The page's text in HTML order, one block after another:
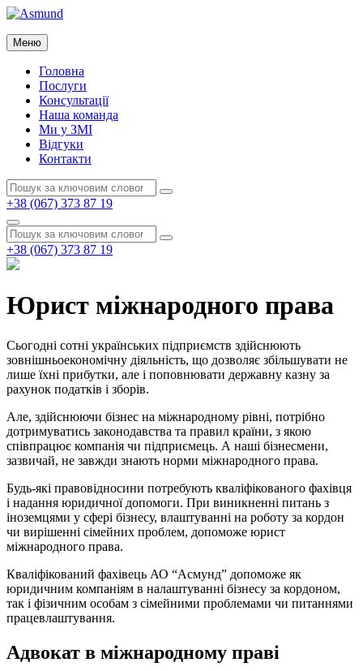
Перейти
вмісту
Asmund
Asmund
Меню
Головна
Послуги
Консультації
Наша команда
Ми у ЗМІ
Відгуки
Контакти
Пошук:
Пошук
+38 (067) 373 87 19
Пошук
Пошук:
Пошук
+38 (067) 373 87 19
Юрист міжнародного права
Сьогодні сотні українських підприємств здійснюють
зовнішньоекономічну діяльність, що дозволяє збільшувати не
лише їхні прибутки, але і поповнювати державну казну за
рахунок податків і зборів.
Але, здійснюючи бізнес на міжнародному рівні, потрібно
дотримуватись законодавства та правил країни, з якою
співпрацює компанія чи підприємець. А наші бізнесмени,
зазвичай, не завжди знають норми міжнародного права.
Будь-які правовідносини потребують кваліфікованого фахівця
і надання юридичної допомоги. При виникненні питань з
іноземцями у сфері бізнесу, влаштуванні на роботу за кордон
чи вирішенні сімейних проблем, допоможе юрист
міжнародного права.
Кваліфікований фахівець АО “Асмунд” допоможе як
юридичним компаніям в налаштуванні бізнесу за кордоном,
так і фізичним особам з сімейними проблемами чи питаннями
працевлаштування.
Адвокат в міжнародному праві